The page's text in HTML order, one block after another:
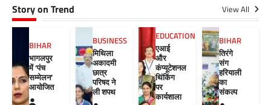
Story on Trend View All
BIHAR
भागलपुर
में ‘पंच
सम्मेलन’
आयोजित
BUSINESS
मिथिला
अकादमी
छात्र
परिषद ने
ली शपथ
EDUCATION
एआई
और
कंप्यूटेशनल
थिंकिंग
पर
कार्यशाला
BIHAR
तिरंगे
संग
हरियाली
का
संकल्प